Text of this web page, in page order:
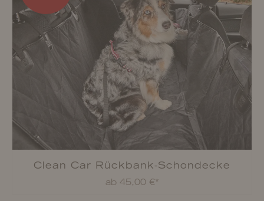
Clean Car Rückbank-Schondecke
ab 45,00 €*